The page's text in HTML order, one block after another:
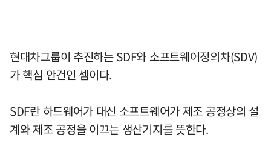
현대차그룹이 추진하는 SDF와 소프트웨어정의차(SDV)
가 핵심 안건인 셈이다.
SDF란 하드웨어가 대신 소프트웨어가 제조 공정상의 설
계와 제조 공정을 이끄는 생산기지를 뜻한다.